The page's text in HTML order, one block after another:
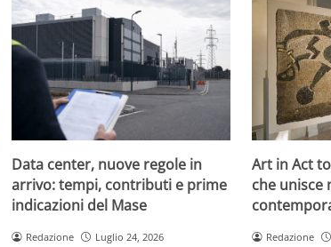
Data center, nuove regole in
arrivo: tempi, contributi e prime
indicazioni del Mase
Redazione Luglio 24, 2026
Art in Act
che unisce
Redazione